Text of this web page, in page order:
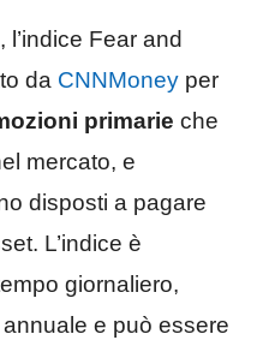
, l’indice Fear and
da CNNMoney per
primarie che
mercato, e
disposti a pagare
L’indice è
giornaliero,
e può essere